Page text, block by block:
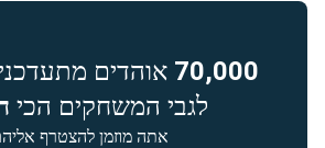
70,000 אוהדים
לגבי המשחקים הכי
אתה מוזמן להצטרף